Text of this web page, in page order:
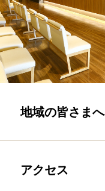
地域の皆さまへ
アクセス